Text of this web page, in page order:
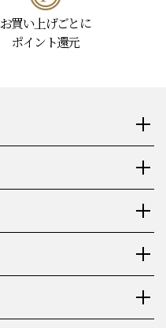
お買い上げごとに
ポイント還元